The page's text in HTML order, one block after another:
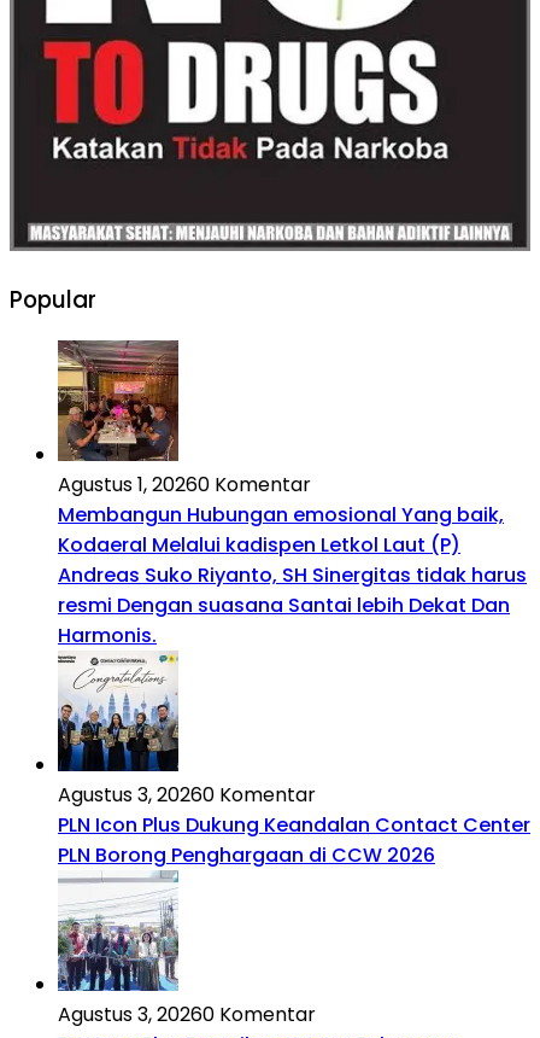
Popular
Agustus 1, 20260 Komentar
Membangun Hubungan emosional Yang baik,
Kodaeral Melalui kadispen Letkol Laut (P)
Andreas Suko Riyanto, SH Sinergitas tidak harus
resmi Dengan suasana Santai lebih Dekat Dan
Harmonis.
Agustus 3, 20260 Komentar
PLN Icon Plus Dukung Keandalan Contact Center
PLN Borong Penghargaan di CCW 2026
Agustus 3, 20260 Komentar